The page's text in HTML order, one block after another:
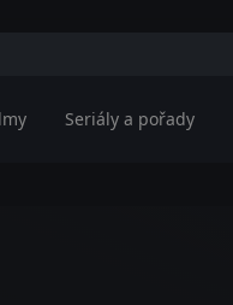
Seriály a pořady